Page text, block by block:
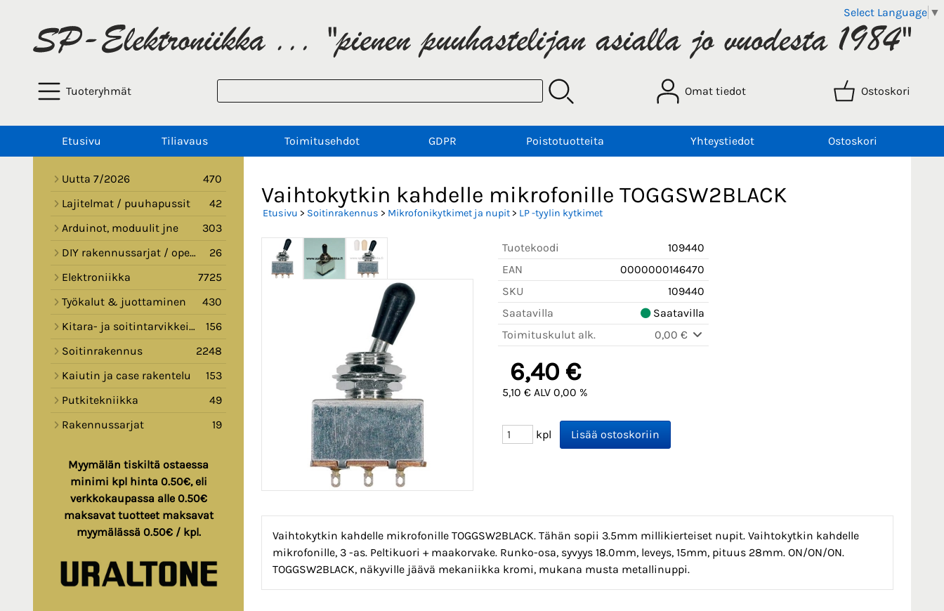
Select Language ▼
Tuoteryhmät Omat tiedot Ostoskori
Etusivu Tiliavaus Toimitusehdot GDPR Poistotuotteita Yhteystiedot Ostoskori
Uutta 7/2026
470
Lajitelmat / puuhapussit
42
Arduinot, moduulit jne
303
DIY rakennussarjat / opetussarjat
26
Elektroniikka
7725
Työkalut & juottaminen
430
Kitara- ja soitintarvikkeita
156
Soitinrakennus
2248
Kaiutin ja case rakentelu
153
Putkitekniikka
49
Rakennussarjat
19
Myymälän tiskiltä ostaessa
minimi kpl hinta 0.50€, eli
verkkokaupassa alle 0.50€
maksavat tuotteet maksavat
myymälässä 0.50€ / kpl.
Vaihtokytkin kahdelle mikrofonille TOGGSW2BLACK
Etusivu > Soitinrakennus > Mikrofonikytkimet ja nupit> LP -tyylin kytkimet
Tuotekoodi
109440
EAN
0000000146470
SKU
109440
Saatavilla
Saatavilla
Toimituskulut alk.
0,00 €
6,40 €
5,10 € ALV 0,00 %
kpl
Vaihtokytkin kahdelle mikrofonille TOGGSW2BLACK. Tähän sopii 3.5mm millikierteiset nupit. Vaihtokytkin kahdelle
mikrofonille, 3 -as. Peltikuori + maakorvake. Runko-osa, syvyys 18.0mm, leveys, 15mm, pituus 28mm. ON/ON/ON.
TOGGSW2BLACK, näkyville jäävä mekaniikka kromi, mukana musta metallinuppi.